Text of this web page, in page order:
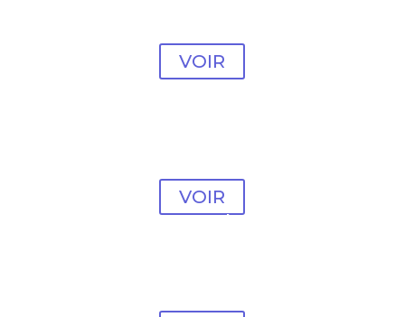
VOIR
VOIR
Modèle Psychologue